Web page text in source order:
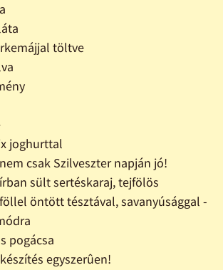
töltve
joghurttal
csak Szilveszter napján jó!
sült sertéskaraj, tejfölös
öntött tésztával, savanyúsággal -
pogácsa
egyszerûen!